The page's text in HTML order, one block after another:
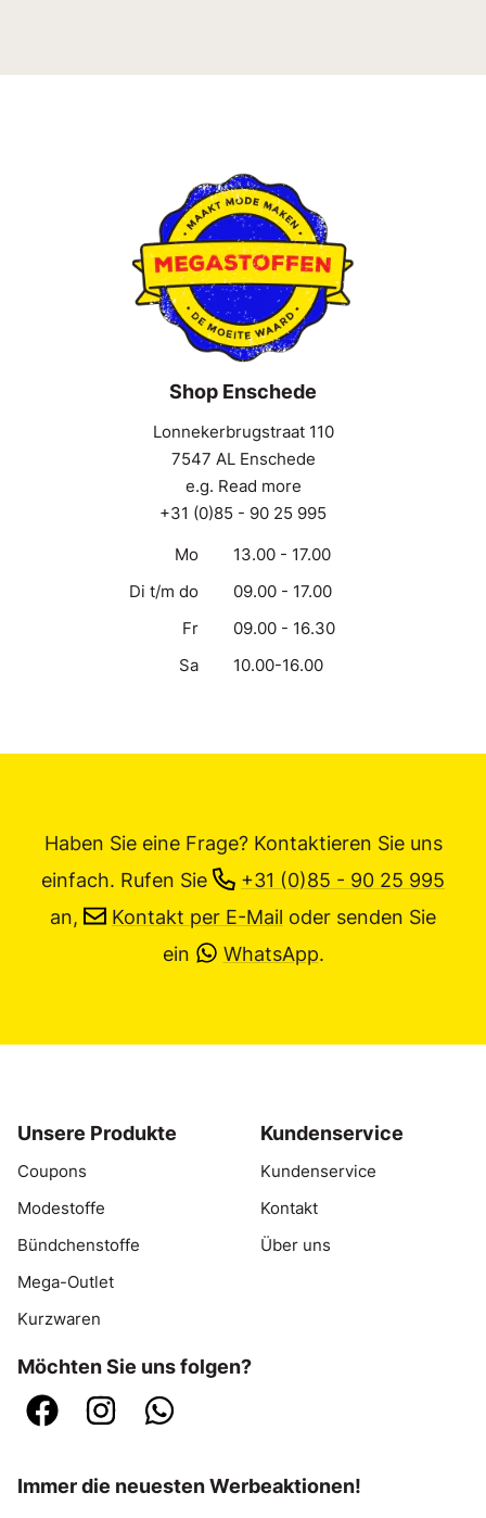
Shop Enschede
Lonnekerbrugstraat 110
7547 AL Enschede
e.g. Read more
+31 (0)85 - 90 25 995
Mo
13.00 - 17.00
Di t/m do
09.00 - 17.00
Fr
09.00 - 16.30
Sa
10.00-16.00
Haben Sie eine Frage? Kontaktieren Sie uns
einfach. Rufen Sie
+31 (0)85 - 90 25 995
an,
Kontakt per E-Mail oder senden Sie
ein
WhatsApp.
Unsere Produkte
Coupons
Modestoffe
Bündchenstoffe
Mega-Outlet
Kurzwaren
Kundenservice
Kundenservice
Kontakt
Über uns
Möchten Sie uns folgen?
Immer die neuesten Werbeaktionen!